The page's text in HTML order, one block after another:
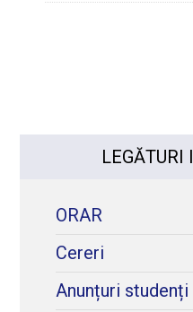
LEGĂTURI
ORAR
Cereri
Anunțuri